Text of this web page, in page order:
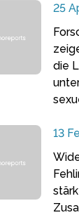
25
die
13